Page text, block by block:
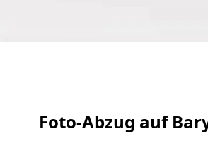
Foto-Abzug auf